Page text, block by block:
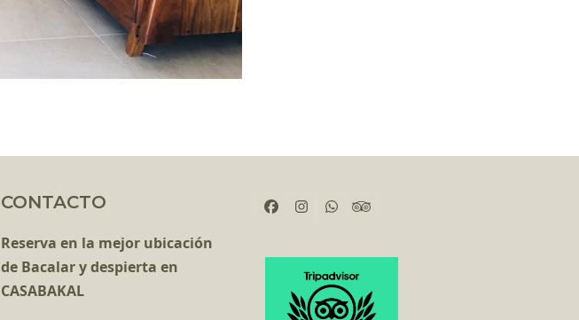
CONTACTO
Reserva en la mejor ubicación
de Bacalar y despierta en
CASABAKAL
Facebook
Instagram
WhatsappTripadvisor